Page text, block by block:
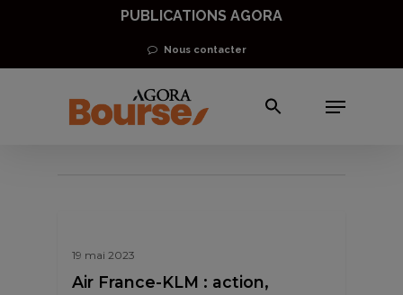
main
PUBLICATIONS AGORA
Nous contacter
Menu
plan de trade
19 mai 2023
Air France-KLM : action,